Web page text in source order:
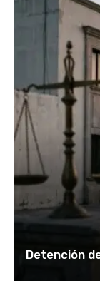
Detención